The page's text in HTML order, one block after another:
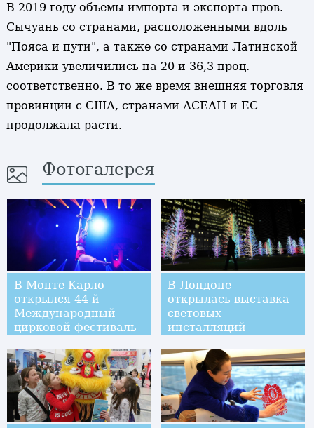
В 2019 году объемы импорта и экспорта пров.
Сычуань со странами, расположенными вдоль
"Пояса и пути", а также со странами Латинской
Америки увеличились на 20 и 36,3 проц.
соответственно. В то же время внешняя торговля
провинции с США, странами АСЕАН и ЕС
продолжала расти.
Фотогалерея
В Монте-Карло
открылся 44-й
Международный
цирковой фестиваль
В Лондоне
открылась выставка
световых
инсталляций